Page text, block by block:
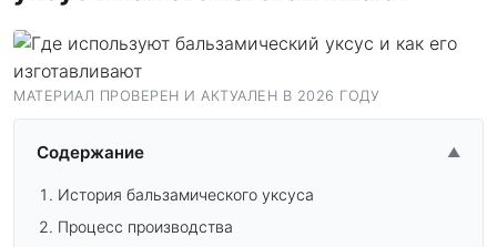
МАТЕРИАЛ ПРОВЕРЕН И АКТУАЛЕН В 2026 ГОДУ
Содержание ▲
История бальзамического уксуса
Процесс производства